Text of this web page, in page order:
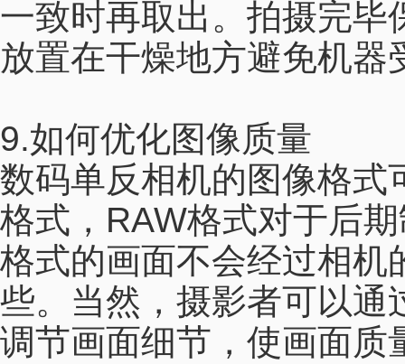
一致时再取出。拍摄完毕
放置在干燥地方避免机器
9.如何优化图像质量
数码单反相机的图像格式
格式，RAW格式对于后
格式的画面不会经过相机
些。当然，摄影者可以通
调节画面细节，使画面质